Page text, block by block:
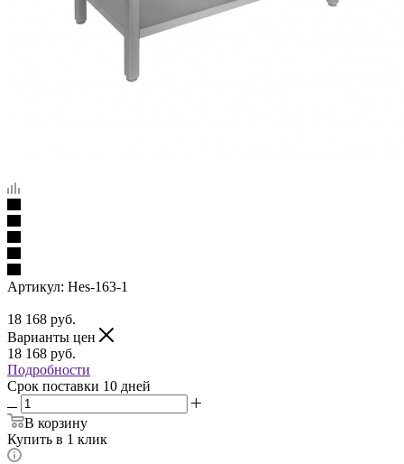
Артикул: Hes-163-1
18 168 руб.
Варианты цен
18 168 руб.
Подробности
Срок поставки 10 дней
В корзину
Купить в 1 клик